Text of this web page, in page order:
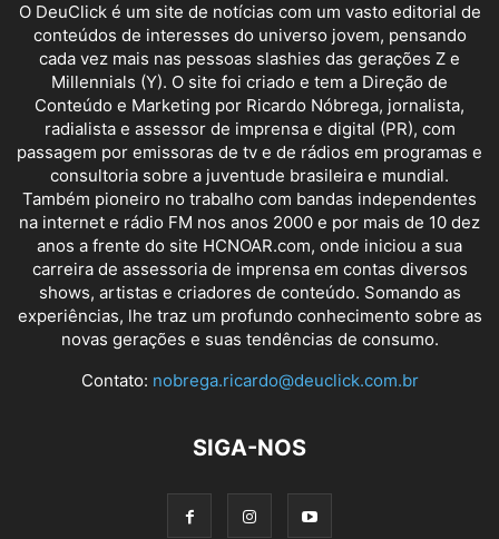
O DeuClick é um site de notícias com um vasto editorial de
conteúdos de interesses do universo jovem, pensando
cada vez mais nas pessoas slashies das gerações Z e
Millennials (Y). O site foi criado e tem a Direção de
Conteúdo e Marketing por Ricardo Nóbrega, jornalista,
radialista e assessor de imprensa e digital (PR), com
passagem por emissoras de tv e de rádios em programas e
consultoria sobre a juventude brasileira e mundial.
Também pioneiro no trabalho com bandas independentes
na internet e rádio FM nos anos 2000 e por mais de 10 dez
anos a frente do site HCNOAR.com, onde iniciou a sua
carreira de assessoria de imprensa em contas diversos
shows, artistas e criadores de conteúdo. Somando as
experiências, lhe traz um profundo conhecimento sobre as
novas gerações e suas tendências de consumo.
Contato: nobrega.ricardo@deuclick.com.br
SIGA-NOS